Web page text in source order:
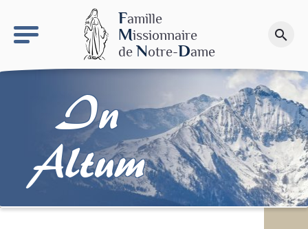
Famille
Missionnaire
de Notre-Dame
search
Faire un don
In
Altum